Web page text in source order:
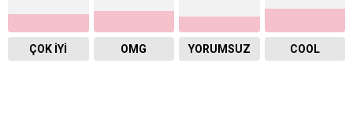
ÇOK İYI OMG YORUMSUZ COOL